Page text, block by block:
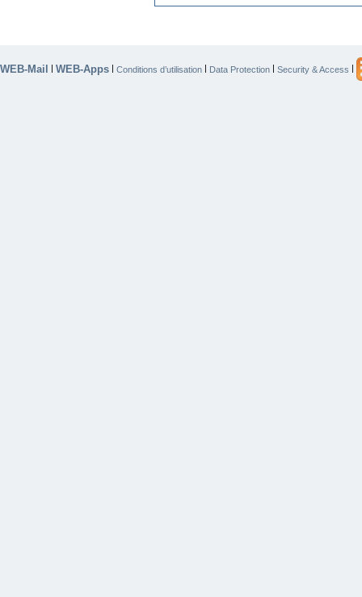
WEB-Mail | WEB-Apps | Conditions d’utilisation | Data Protection | Security & Access |